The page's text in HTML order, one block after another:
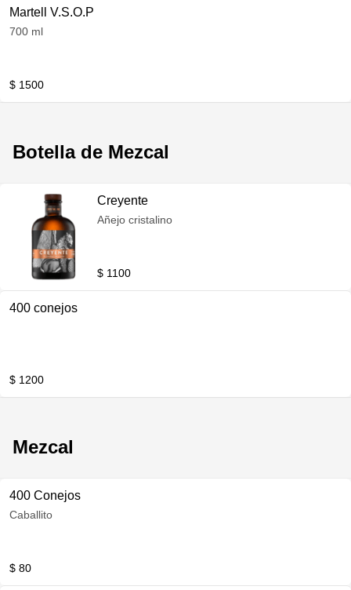
Martell V.S.O.P
700 ml
$ 1500
Botella de Mezcal
Creyente
Añejo cristalino
$ 1100
400 conejos
$ 1200
Mezcal
400 Conejos
Caballito
$ 80